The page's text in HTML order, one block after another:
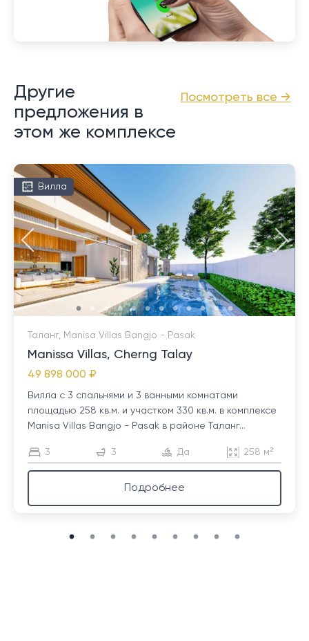
Посмотреть все →
Другие
предложения в
этом же комплексе
Вилла
Таланг, Manisa Villas Bangjo - Pasak
Manissa Villas, Cherng Talay
49 898 000 ₽
Вилла с 3 спальнями и 3 ванными комнатами
площадью 258 кв.м. и участком 330 кв.м. в комплексе
Manisa Villas Bangjo - Pasak в районе Таланг...
3 3 Да 258 м²
Подробнее